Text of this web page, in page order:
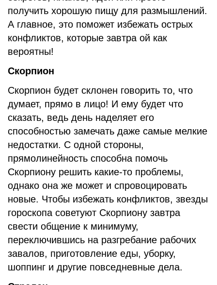
получить хорошую пищу для размышлений.
А главное, это поможет избежать острых
конфликтов, которые завтра ой как
вероятны!
Скорпион
Скорпион будет склонен говорить то, что
думает, прямо в лицо! И ему будет что
сказать, ведь день наделяет его
способностью замечать даже самые мелкие
недостатки. С одной стороны,
прямолинейность способна помочь
Скорпиону решить какие-то проблемы,
однако она же может и спровоцировать
новые. Чтобы избежать конфликтов, звезды
гороскопа советуют Скорпиону завтра
свести общение к минимуму,
переключившись на разгребание рабочих
завалов, приготовление еды, уборку,
шоппинг и другие повседневные дела.